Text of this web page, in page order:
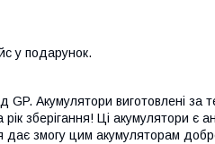
у подарунок.
GP. Акумулятори виготовлені
зберігання! Ці акумулятори
змогу цим акумуляторам